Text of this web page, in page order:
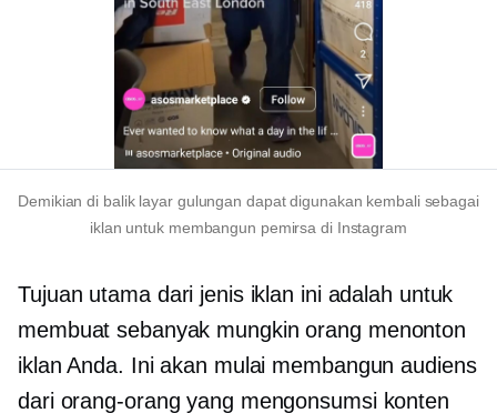
Demikiandi balik layargulungan dapat digunakan kembali sebagai
iklan untuk membangun pemirsa di Instagram
Tujuan utama dari jenis iklan ini adalah untuk
membuat sebanyak mungkin orang menonton
iklan Anda. Ini akan mulai membangun audiens
dari orang-orang yang mengonsumsi konten